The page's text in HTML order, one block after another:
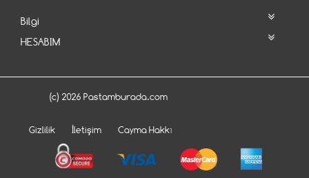
Bilgi
HESABIM
(c) 2026 Pastamburada.com
Gizlilik İletişim Cayma Hakkı